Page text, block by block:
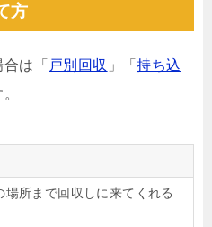
方
は「 戸別回収 」「持ち込
所まで回収しに来てくれる